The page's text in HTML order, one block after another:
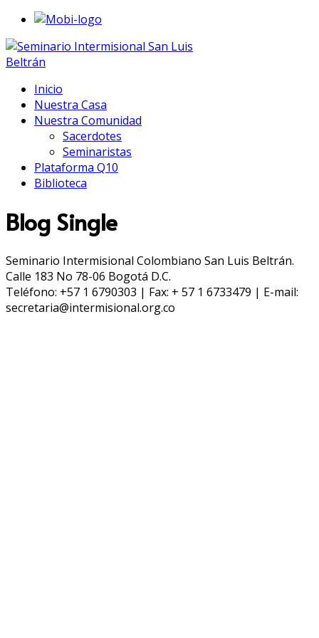
Inicio
Nuestra Casa
Nuestra Comunidad
Sacerdotes
Seminaristas
Plataforma Q10
Biblioteca
Blog Single
Seminario Intermisional Colombiano San Luis Beltrán.
Calle 183 No 78-06 Bogotá D.C.
Teléfono: +57 1 6790303 | Fax: + 57 1 6733479 | E-mail:
secretaria@intermisional.org.co